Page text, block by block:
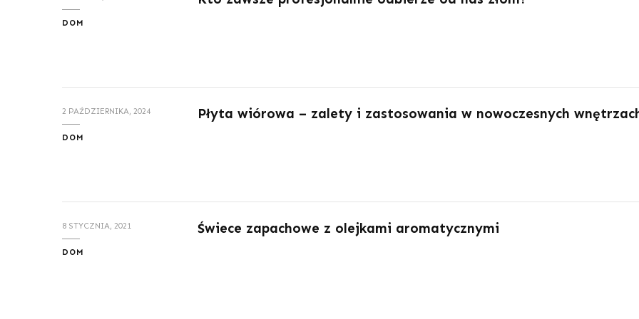
DOM
2 PAŹDZIERNIKA, 2024
DOM
Płyta wiórowa – zalety i zastosowania w nowoczesnych
8 STYCZNIA, 2021
DOM
Świece zapachowe z olejkami aromatycznymi